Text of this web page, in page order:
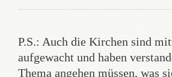
P.S.: Auch die Kirchen sind
aufgewacht und haben
Thema angehen müssen, was